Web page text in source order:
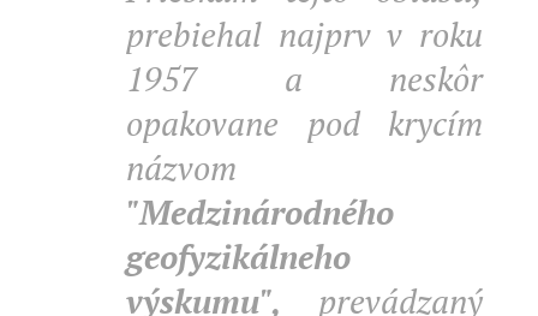
prebiehal najprv v roku
1957 a neskôr
opakovane pod krycím
názvom
"Medzinárodného
geofyzikálneho
výskumu", prevádzaný